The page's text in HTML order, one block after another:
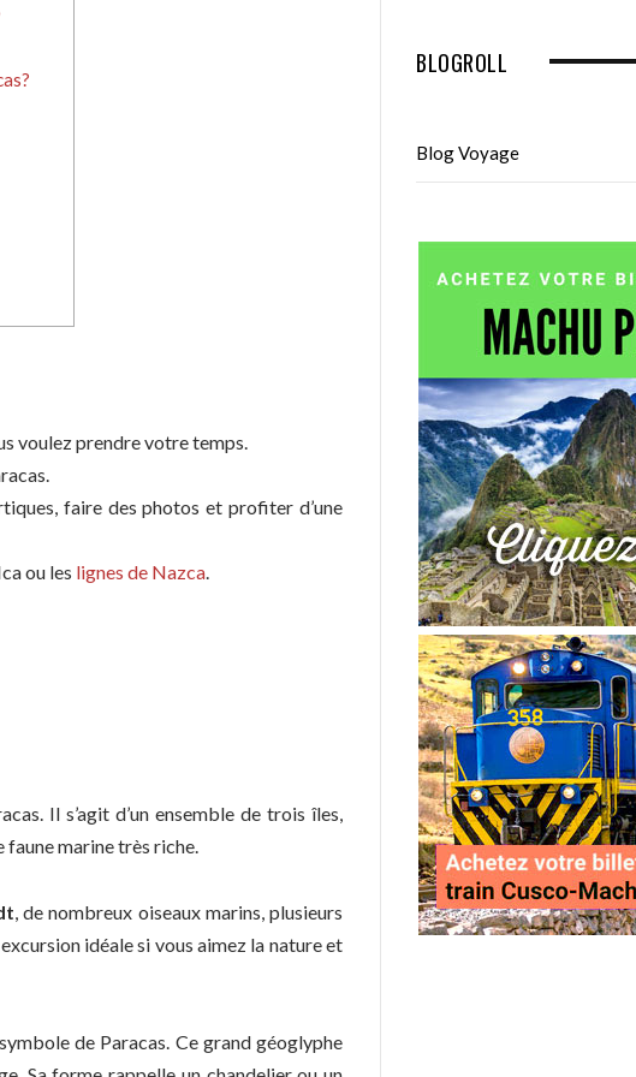
voulez prendre votre temps.
faire des photos et profiter d’une
ou les lignes de Nazca.
Il s’agit d’un ensemble de trois îles,
faune marine très riche.
, de nombreux oiseaux marins, plusieurs
idéale si vous aimez la nature et
de Paracas. Ce grand géoglyphe
BLOGROLL
Blog Voyage